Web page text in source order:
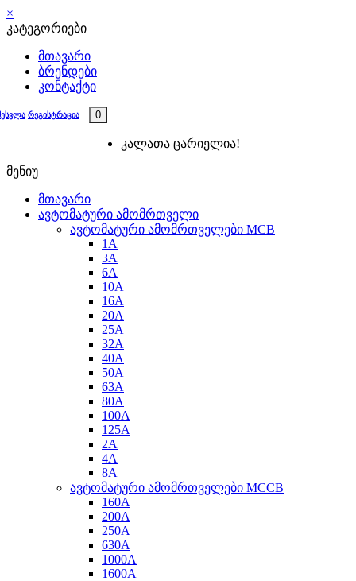
×
კატეგორიები
მთავარი
ბრენდები
კონტაქტი
რეგისტრაცია 0
კალათა ცარიელია!
მენიუ
მთავარი
ავტომატური ამომრთველი
ავტომატური ამომრთველები MCB
1A
3A
6A
10A
16A
20A
25А
32A
40A
50A
63A
80A
100A
125A
2A
4A
8A
ავტომატური ამომრთველები MCCB
160A
200A
250A
630A
1000A
1600A